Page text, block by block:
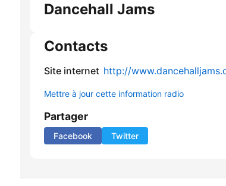
Dancehall Jams
Contacts
Site internet http://
Mettre à jour cette information radio
Partager
Facebook Twitter